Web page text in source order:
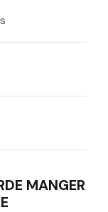
MANGER